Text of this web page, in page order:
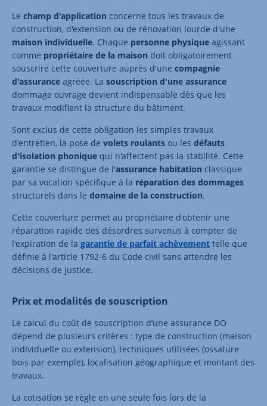
Le champ d'application concerne tous les travaux de
construction, d'extension ou de rénovation lourde d'une
maison individuelle. Chaque personne physique agissant
comme propriétaire de la maison doit obligatoirement
souscrire cette couverture auprès d'une compagnie
d'assurance agréée. La souscription d'une assurance
dommage ouvrage devient indispensable dès que les
travaux modifient la structure du bâtiment.
Sont exclus de cette obligation les simples travaux
d'entretien, la pose de volets roulants ou les défauts
d'isolation phonique qui n'affectent pas la stabilité. Cette
garantie se distingue de l'assurance habitation classique
par sa vocation spécifique à la réparation des dommages
structurels dans le domaine de la construction.
Cette couverture permet au propriétaire d'obtenir une
réparation rapide des désordres survenus à compter de
l'expiration de la garantie de parfait achèvement telle que
définie à l'article 1792-6 du Code civil sans attendre les
décisions de justice.
Prix et modalités de souscription
Le calcul du coût de souscription d’une assurance DO
dépend de plusieurs critères : type de construction (maison
individuelle ou extension), techniques utilisées (ossature
bois par exemple), localisation géographique et montant des
travaux.
La cotisation se règle en une seule fois lors de la